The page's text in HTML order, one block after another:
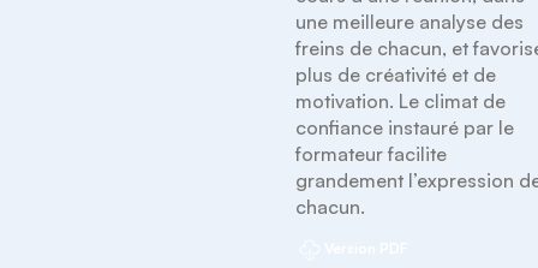
une meilleure analyse des
freins de chacun, et
plus de créativité et de
motivation. Le climat de
confiance instauré par le
formateur facilite
grandement l’expression
chacun.